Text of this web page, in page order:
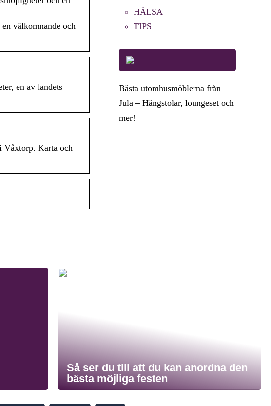
välkomnande och
en av landets
Våxtorp. Karta och
HÄLSA
TIPS
Bästa utomhusmöblerna från
Jula – Hängstolar, loungeset och
mer!
Så ser du till att du kan anordna den
bästa möjliga festen